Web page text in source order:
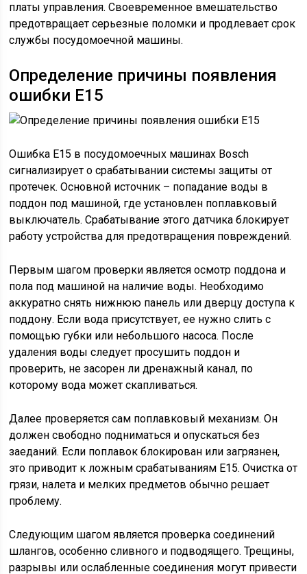
платы управления. Своевременное вмешательство
предотвращает серьезные поломки и продлевает срок
службы посудомоечной машины.
Определение причины появления
ошибки E15
Ошибка E15 в посудомоечных машинах Bosch
сигнализирует о срабатывании системы защиты от
протечек. Основной источник – попадание воды в
поддон под машиной, где установлен поплавковый
выключатель. Срабатывание этого датчика блокирует
работу устройства для предотвращения повреждений.
Первым шагом проверки является осмотр поддона и
пола под машиной на наличие воды. Необходимо
аккуратно снять нижнюю панель или дверцу доступа к
поддону. Если вода присутствует, ее нужно слить с
помощью губки или небольшого насоса. После
удаления воды следует просушить поддон и
проверить, не засорен ли дренажный канал, по
которому вода может скапливаться.
Далее проверяется сам поплавковый механизм. Он
должен свободно подниматься и опускаться без
заеданий. Если поплавок блокирован или загрязнен,
это приводит к ложным срабатываниям E15. Очистка от
грязи, налета и мелких предметов обычно решает
проблему.
Следующим шагом является проверка соединений
шлангов, особенно сливного и подводящего. Трещины,
разрывы или ослабленные соединения могут привести